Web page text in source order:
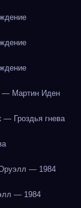
— Мартин Иден
— Гроздья гнева
— 1984
— 1984